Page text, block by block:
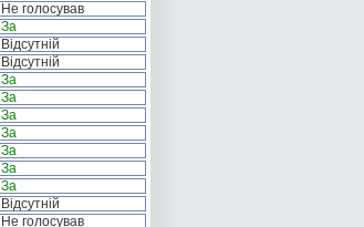
Не голосував
За
Відсутній
Відсутній
За
За
За
За
За
За
За
Відсутній
Не голосував